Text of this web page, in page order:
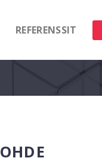
REFERENSSIT